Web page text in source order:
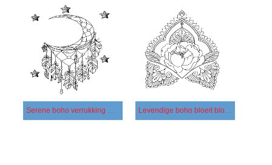
Serene boho verrukking maan sterveer Levendige boho bloeit bloem